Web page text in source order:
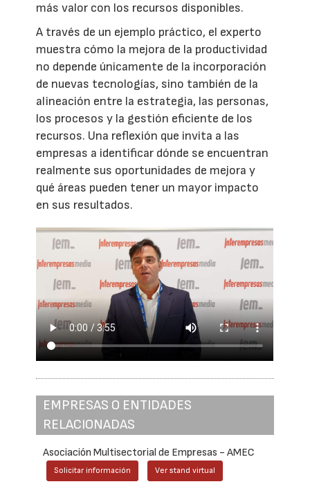
más valor con los recursos disponibles.
A través de un ejemplo práctico, el experto
muestra cómo la mejora de la productividad
no depende únicamente de la incorporación
de nuevas tecnologías, sino también de la
alineación entre la estrategia, las personas,
los procesos y la gestión eficiente de los
recursos. Una reflexión que invita a las
empresas a identificar dónde se encuentran
realmente sus oportunidades de mejora y
qué áreas pueden tener un mayor impacto
en sus resultados.
EMPRESAS O ENTIDADES
RELACIONADAS
Asociación Multisectorial de Empresas - AMEC
Solicitar información Ver stand virtual